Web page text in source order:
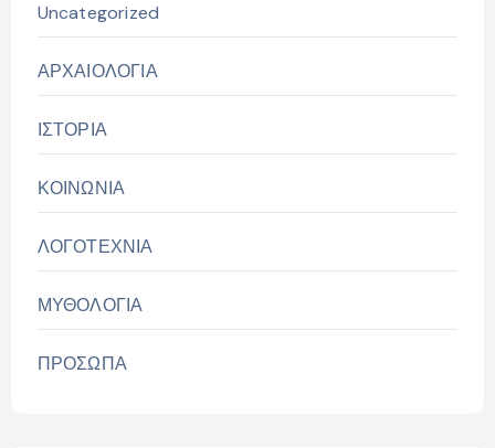
Uncategorized
ΑΡΧΑΙΟΛΟΓΙΑ
ΙΣΤΟΡΙΑ
ΚΟΙΝΩΝΙΑ
ΛΟΓΟΤΕΧΝΙΑ
ΜΥΘΟΛΟΓΙΑ
ΠΡΟΣΩΠΑ